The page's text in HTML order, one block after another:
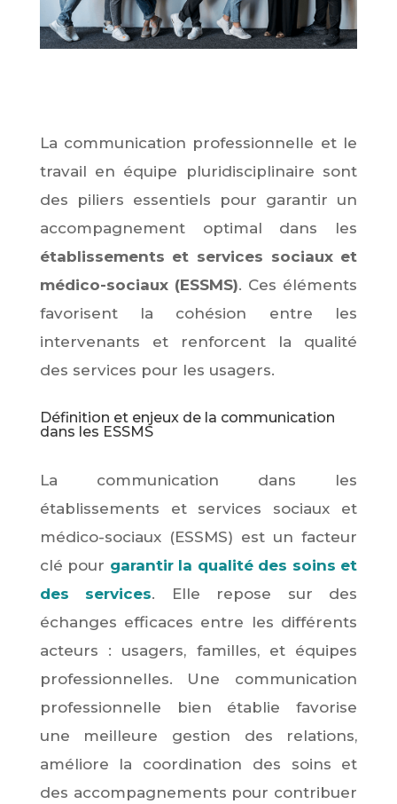
La communication professionnelle et le
travail en équipe pluridisciplinaire sont
des piliers essentiels pour garantir un
accompagnement optimal dans les
établissements et services sociaux et
médico-sociaux (ESSMS). Ces éléments
favorisent la cohésion entre les
intervenants et renforcent la qualité
des services pour les usagers.
Définition et enjeux de la communication
dans les ESSMS
La communication dans les
établissements et services sociaux et
médico-sociaux (ESSMS) est un facteur
clé pour garantir la qualité des soins et
des services. Elle repose sur des
échanges efficaces entre les différents
acteurs : usagers, familles, et équipes
professionnelles. Une communication
professionnelle bien établie favorise
une meilleure gestion des relations,
améliore la coordination des soins et
des accompagnements pour contribuer